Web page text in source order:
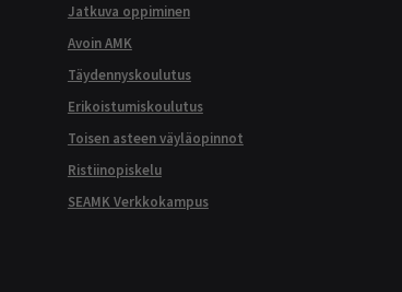
Jatkuva oppiminen
Avoin AMK
Täydennyskoulutus
Erikoistumiskoulutus
Toisen asteen väyläopinnot
Ristiinopiskelu
SEAMK Verkkokampus